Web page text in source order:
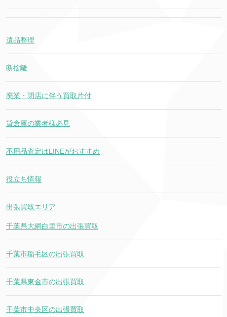
遺品整理
断捨離
廃業・閉店に伴う買取片付
貸倉庫の業者様必見
不用品査定はLINEがおすすめ
役立ち情報
出張買取エリア
千葉県大網白里市の出張買取
千葉市稲毛区の出張買取
千葉県東金市の出張買取
千葉市中央区の出張買取